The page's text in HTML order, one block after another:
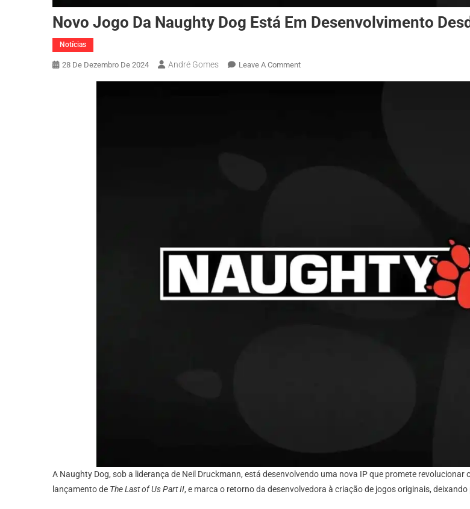
Novo Jogo Da Naughty Dog Está Em Desenvolvimento
Notícias
28 De Dezembro De 2024 André Gomes Leave A CommentOn
A Naughty Dog, sob a liderança de Neil Druckmann, está desenvolvendo uma nova IP que promete
lançamento de The Last of Us Part II, e marca o retorno da desenvolvedora à criação de jogos originais,